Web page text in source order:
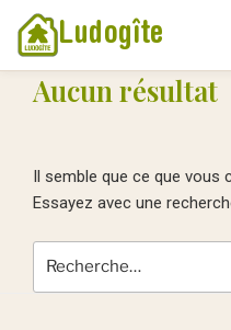
Ludogîte
Aucun résultat
Il semble que ce que vous
Essayez avec une
pour